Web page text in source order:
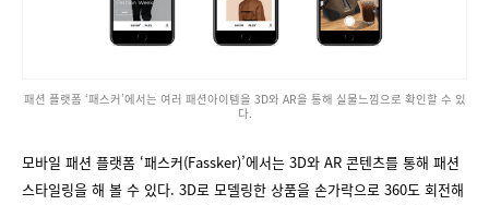
패션 플랫폼 ‘패스커’에서는 여러 패션아이템을 3D와 AR을 통해 실물느낌으로 확인할 수 있
다.
모바일 패션 플랫폼 ‘패스커(Fassker)’에서는 3D와 AR 콘텐츠를 통해 패션
스타일링을 해 볼 수 있다. 3D로 모델링한 상품을 손가락으로 360도 회전해